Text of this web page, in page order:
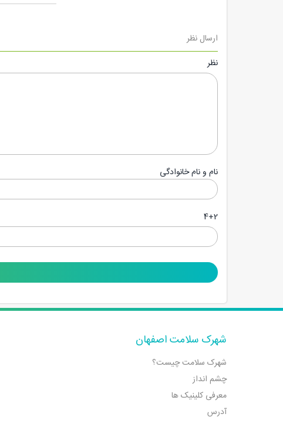
ارسال نظر
نظر
نام و نام خانوادگی
4+2
شهرک سلامت اصفهان
شهرک سلامت چیست؟
چشم انداز
معرفی کلینیک ها
آدرس